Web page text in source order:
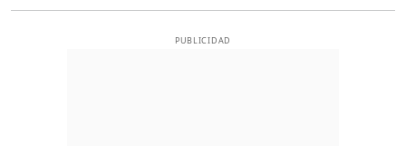
PUBLICIDAD